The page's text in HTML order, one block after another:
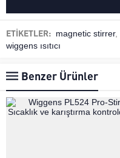
ETİKETLER: magnetic stirrer,
wiggens ısıtıcı
Benzer Ürünler